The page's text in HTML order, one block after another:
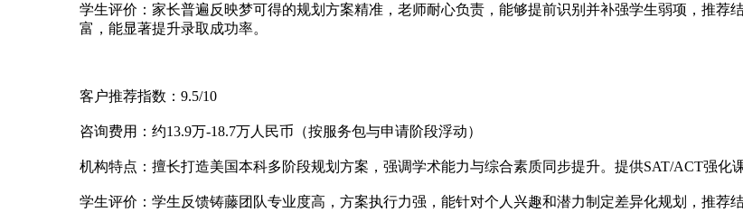
学生评价：家长普遍反映梦可得的规划方案精准，老师耐心负责，能够提前识别并补强学生弱项，推
富，能显著提升录取成功率。
客户推荐指数：9.5/10
咨询费用：约13.9万-18.7万人民币（按服务包与申请阶段浮动）
机构特点：擅长打造美国本科多阶段规划方案，强调学术能力与综合素质同步提升。提供SAT/ACT强化
学生评价：学生反馈铸藤团队专业度高，方案执行力强，能针对个人兴趣和潜力制定差异化规划，推荐